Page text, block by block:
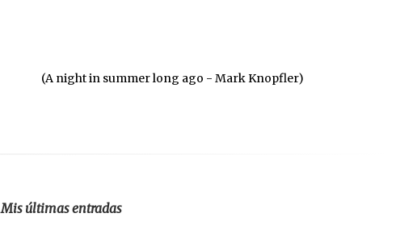
(A night in summer long ago - Mark Knopfler)
Mis últimas entradas